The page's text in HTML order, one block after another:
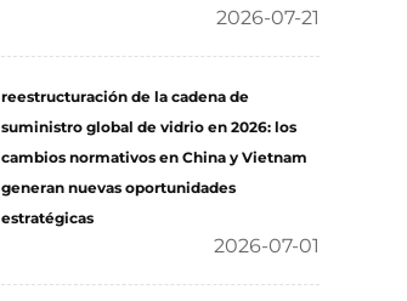
2026-07-21
reestructuración de la cadena de
suministro global de vidrio en 2026: los
cambios normativos en China y Vietnam
generan nuevas oportunidades
estratégicas
2026-07-01